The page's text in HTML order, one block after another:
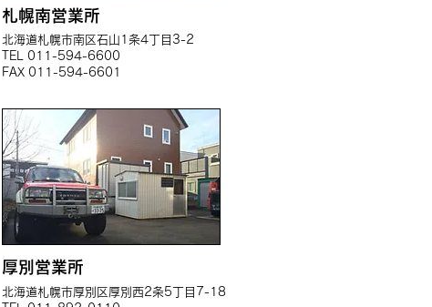
札幌南営業所
北海道札幌市南区石山1条4丁目3-2
TEL 011-594-6600
FAX 011-594-6601
厚別営業所
北海道札幌市厚別区厚別西2条5丁目7-18